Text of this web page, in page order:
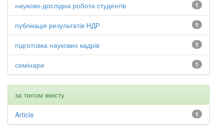
1
науково-дослідна робота студентів
1
публікація результатів НДР
1
підготовка наукових кадрів
1
семінари
за типом вмісту
1
Article